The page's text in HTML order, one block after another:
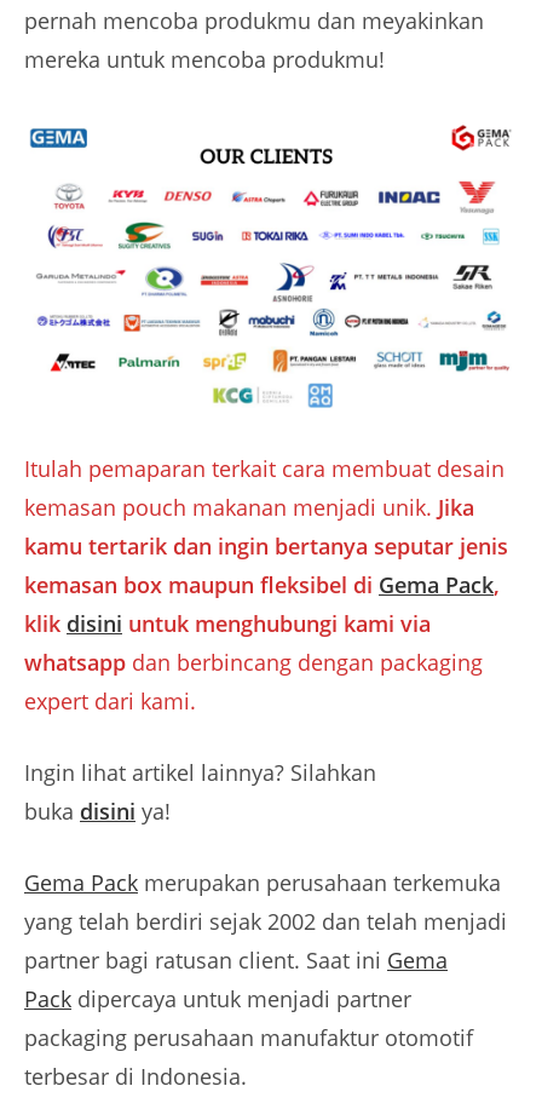
pernah mencoba produkmu dan meyakinkan
mereka untuk mencoba produkmu!
Itulah pemaparan terkait cara membuat desain
kemasan pouch makanan menjadi unik. Jika
kamu tertarik dan ingin bertanya seputar jenis
kemasan box maupun fleksibel di Gema Pack,
klik disini untuk menghubungi kami via
whatsapp dan berbincang dengan packaging
expert dari kami.
Ingin lihat artikel lainnya? Silahkan
buka disini ya!
Gema Pack merupakan perusahaan terkemuka
yang telah berdiri sejak 2002 dan telah menjadi
partner bagi ratusan client. Saat ini Gema
Pack dipercaya untuk menjadi partner
packaging perusahaan manufaktur otomotif
terbesar di Indonesia.